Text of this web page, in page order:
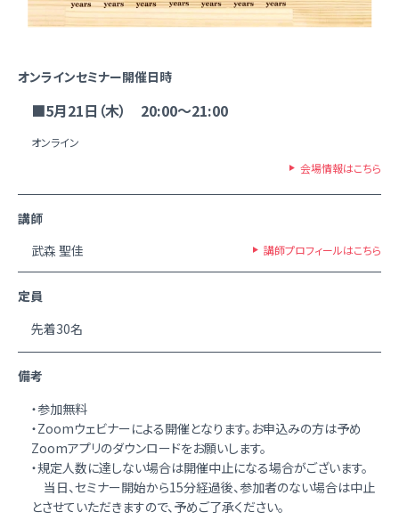
オンラインセミナー開催日時
■5月21日（木） 20:00～21:00
オンライン
会場情報はこちら
講師
武森 聖佳
講師プロフィールはこちら
定員
先着30名
備考
・参加無料
・Zoomウェビナーによる開催となります。お申込みの方は予め
Zoomアプリのダウンロードをお願いします。
・規定人数に達しない場合は開催中止になる場合がございます。
当日、セミナー開始から15分経過後、参加者のない場合は中止
とさせていただきますので、予めご了承ください。